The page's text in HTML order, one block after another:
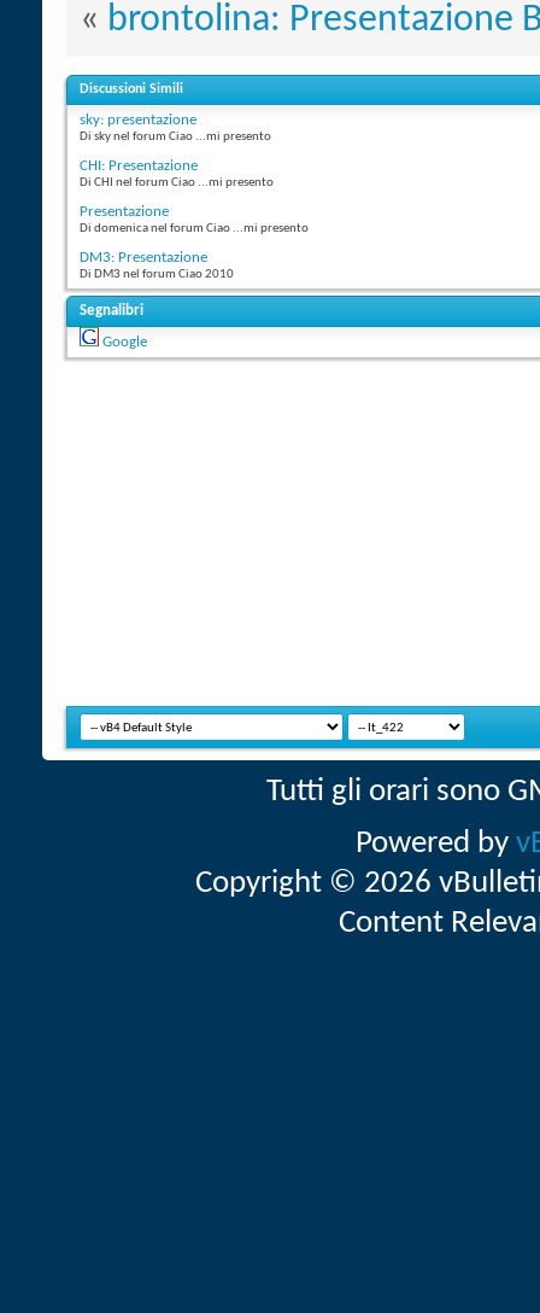
« brontolina: Presentazione
Discussioni Simili
sky: presentazione
Di sky nel forum Ciao ...mi presento
CHI: Presentazione
Di CHI nel forum Ciao ...mi presento
Presentazione
Di domenica nel forum Ciao ...mi presento
DM3: Presentazione
Di DM3 nel forum Ciao 2010
Segnalibri
Google
Tutti gli orari sono
Powered by
Copyright © 2026
Content